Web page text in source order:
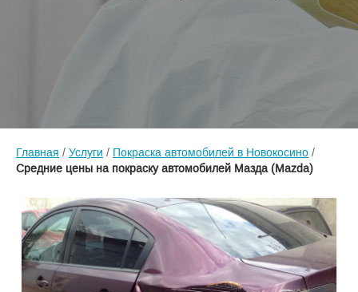
Главная / Услуги / Покраска автомобилей в Новокосино /
Средние цены на покраску автомобилей Мазда (Mazda)